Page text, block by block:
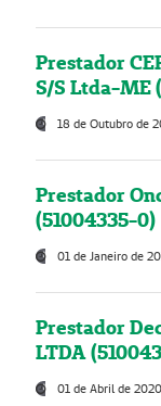
Prestador
S/S Ltda-ME
18 de Outubro de
Prestador
(51004335-0)
01 de Janeiro de
Prestador
LTDA
01 de Abril de 2020